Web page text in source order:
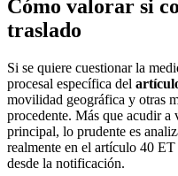
Cómo valorar si
traslado
Si se quiere cuestionar la
procesal específica del
movilidad geográfica y otras
procedente. Más que acudir a
principal, lo prudente es
realmente en el artículo 40
desde la notificación.